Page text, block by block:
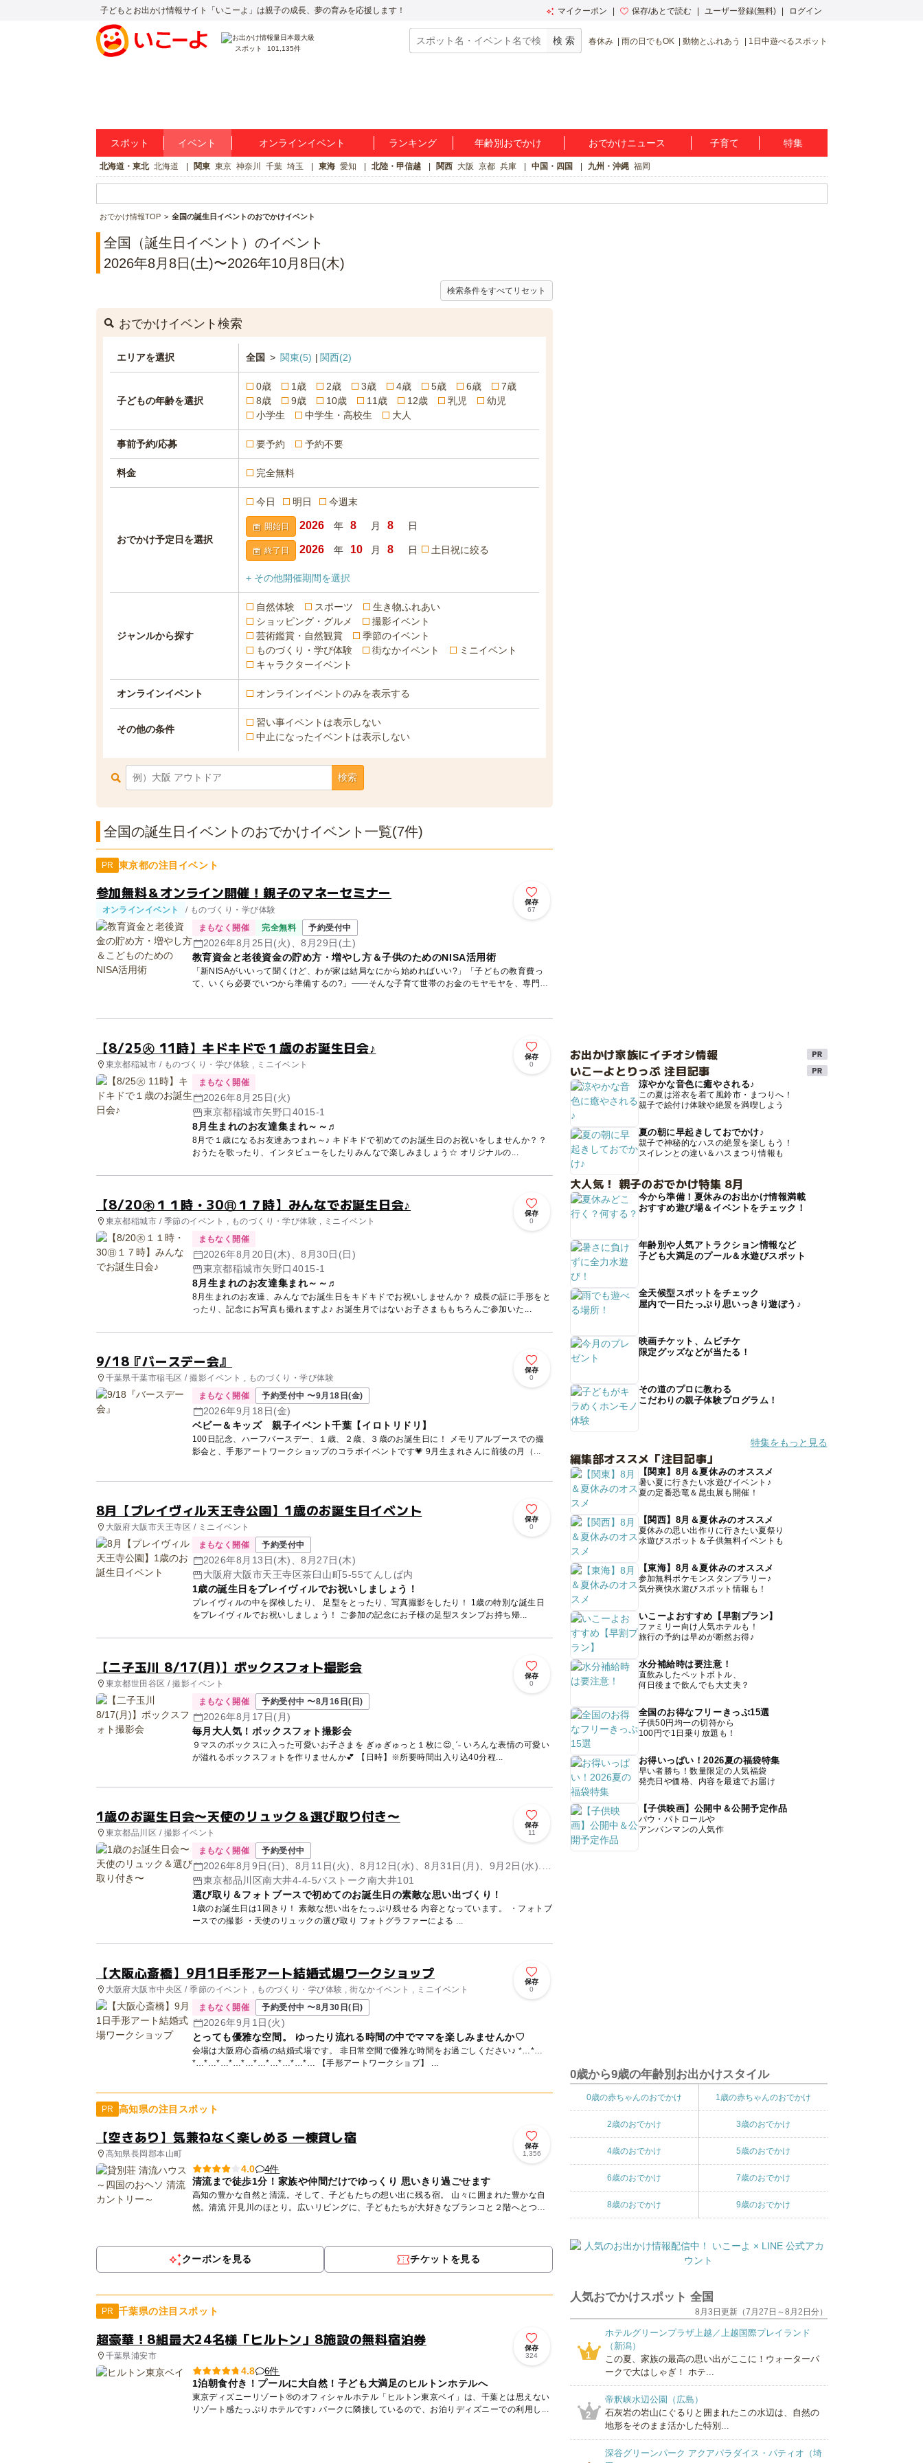
子どもとお出かけ情報サイト「いこーよ」は親子の成長、夢の育みを応援します！ マイクーポン 保存/あとで読む ユーザー登録(無料) ログイン
スポット 101,135件
春休み 雨の日でもOK 動物とふれあう 1日中遊べるスポット
スポット イベント オンラインイベント ランキング 年齢別おでかけ おでかけニュース 子育て 特集
北海道・東北 北海道 関東 東京 神奈川 千葉 埼玉 東海 愛知 北陸・甲信越 関西 大阪 京都 兵庫 中国・四国 九州・沖縄 福岡
おでかけ情報TOP 全国の誕生日イベントのおでかけイベント
全国（誕生日イベント）のイベント
2026年8月8日(土)〜2026年10月8日(木)
検索条件をすべてリセット
おでかけイベント検索
エリアを選択 全国 > 関東(5) 関西(2)
子どもの年齢を選択
0歳 1歳 2歳 3歳 4歳 5歳 6歳
7歳
8歳
9歳 10歳 11歳 12歳 乳児
幼児
小学生
中学生・高校生 大人
事前予約/応募 要予約 予約不要
料金 完全無料
おでかけ予定日を選択
今日 明日 今週末
開始日 年 月 日
終了日 年 月 日 土日祝に絞る
+ その他開催期間を選択
ジャンルから探す
自然体験 スポーツ
生き物ふれあい
ショッピング・グルメ
撮影イベント
芸術鑑賞・自然観賞
季節のイベント
ものづくり・学び体験
街なかイベント
ミニイベント
キャラクターイベント
オンラインイベント オンラインイベントのみを表示する
その他の条件
習い事イベントは表示しない
中止になったイベントは表示しない
検索
全国の誕生日イベントのおでかけイベント一覧(7件)
PR 東京都の注目イベント
参加無料＆オンライン開催！親子のマネーセミナー
オンラインイベント / ものづくり・学び体験
保存
67
まもなく開催 完全無料 予約受付中
2026年8月25日(火)、8月29日(土)
教育資金と老後資金の貯め方・増やし方＆子供のためのNISA活用術
「新NISAがいいって聞くけど、わが家は結局なにから始めればいい?」「子どもの教育費っ
て、いくら必要でいつから準備するの?」——そんな子育て世帯のお金のモヤモヤを、専門の
【8/25㊋ 11時】キドキドで１歳のお誕生日会♪
東京都稲城市 / ものづくり・学び体験 , ミニイベント
保存
0
まもなく開催
2026年8月25日(火)
東京都稲城市矢野口4015-1
8月生まれのお友達集まれ～～♬
8月で１歳になるお友達あつまれ～♪ キドキドで初めてのお誕生日のお祝いをしませんか？？
おうたを歌ったり、インタビューをしたりみんなで楽しみましょう☆ オリジナルの...
【8/20㊍１１時・30㊐１７時】みんなでお誕生日会♪
東京都稲城市 / 季節のイベント , ものづくり・学び体験 , ミニイベント
保存
0
まもなく開催
2026年8月20日(木)、8月30日(日)
東京都稲城市矢野口4015-1
8月生まれのお友達集まれ～～♬
8月生まれのお友達、みんなでお誕生日をキドキドでお祝いしませんか？ 成長の証に手形をと
ったり、記念にお写真も撮れますよ♪ お誕生月ではないお子さまももちろんご参加いた...
9/18『バースデー会』
千葉県千葉市稲毛区 / 撮影イベント , ものづくり・学び体験
保存
0
まもなく開催 予約受付中 〜9月18日(金)
2026年9月18日(金)
ベビー＆キッズ 親子イベント千葉【イロトリドリ】
100日記念、ハーフバースデー、１歳、２歳、３歳のお誕生日に！ メモリアルブースでの撮
影会と、手形アートワークショップのコラボイベントです💗 9月生まれさんに前後の月（...
8月【プレイヴィル天王寺公園】1歳のお誕生日イベント
大阪府大阪市天王寺区 / ミニイベント
保存
0
まもなく開催 予約受付中
2026年8月13日(木)、8月27日(木)
大阪府大阪市天王寺区茶臼山町5-55てんしば内
1歳の誕生日をプレイヴィルでお祝いしましょう！
プレイヴィルの中を探検したり、 足型をとったり、写真撮影をしたり！ 1歳の特別な誕生日
をプレイヴィルでお祝いしましょう！ ご参加の記念にお子様の足型スタンプお持ち帰...
【二子玉川 8/17(月)】ボックスフォト撮影会
東京都世田谷区 / 撮影イベント
保存
0
まもなく開催 予約受付中 〜8月16日(日)
2026年8月17日(月)
毎月大人気！ボックスフォト撮影会
９マスのボックスに入った可愛いお子さまを ぎゅぎゅっと１枚に😍ˎˊ˗ いろんな表情の可愛い
が溢れるボックスフォトを作りませんか💕 【日時】※所要時間出入り込40分程...
1歳のお誕生日会〜天使のリュック＆選び取り付き〜
東京都品川区 / 撮影イベント
保存
11
まもなく開催 予約受付中
2026年8月9日(日)、8月11日(火)、8月12日(水)、8月31日(月)、9月2日(水)...
他
東京都品川区南大井4-4-5バストーク南大井101
選び取り＆フォトブースで初めてのお誕生日の素敵な思い出づくり！
1歳のお誕生日は1回きり！ 素敵な想い出をたっぷり残せる 内容となっています。 ・フォトブ
ースでの撮影 ・天使のリュックの選び取り フォトグラファーによる ...
【大阪心斎橋】9月1日手形アート結婚式場ワークショップ
大阪府大阪市中央区 / 季節のイベント , ものづくり・学び体験 , 街なかイベント , ミニイベント
保存
0
まもなく開催 予約受付中 〜8月30日(日)
2026年9月1日(火)
とっても優雅な空間。 ゆったり流れる時間の中でママを楽しみませんか♡
会場は大阪府心斎橋の結婚式場です。 非日常空間で優雅な時間をお過ごしください♪ *…*…
*…*…*…*…*…*…*…*…*…*… 【手形アートワークショプ】 ...
PR 高知県の注目スポット
【空きあり】気兼ねなく楽しめる 一棟貸し宿
高知県長岡郡本山町
保存
1,356
4.0
4件
清流まで徒歩1分！家族や仲間だけでゆっくり 思いきり過ごせます
高知の豊かな自然と清流。そして、子どもたちの想い出に残る宿。 山々に囲まれた豊かな自
然。清流 汗見川のほとり。広いリビングに、子どもたちが大好きなブランコと２階へとつ
クーポンを見る チケットを見る
PR 千葉県の注目スポット
超豪華！8組最大24名様「ヒルトン」8施設の無料宿泊券
千葉県浦安市
保存
324
4.8
6件
1泊朝食付き！プールに大自然！子ども大満足のヒルトンホテルへ
東京ディズニーリゾート®のオフィシャルホテル「ヒルトン東京ベイ」は、千葉とは思えない
リゾート感たっぷりホテルです♪ パークに隣接しているので、お泊りディズニーでの利用し...
お出かけ家族にイチオシ情報
いこーよとりっぷ 注目記事
涼やかな音色に癒やされる♪
この夏は浴衣を着て風鈴市・まつりへ！
親子で絵付け体験や絶景を満喫しよう
夏の朝に早起きしておでかけ♪
親子で神秘的なハスの絶景を楽しもう！
スイレンとの違い＆ハスまつり情報も
大人気！ 親子のおでかけ特集 8月
今から準備！夏休みのお出かけ情報満載
おすすめ遊び場＆イベントをチェック！
年齢別や人気アトラクション情報など
子ども大満足のプール＆水遊びスポット
全天候型スポットをチェック
屋内で一日たっぷり思いっきり遊ぼう♪
映画チケット、ムビチケ
限定グッズなどが当たる！
その道のプロに教わる
こだわりの親子体験プログラム！
特集をもっと見る
編集部オススメ「注目記事」
【関東】8月＆夏休みのオススメ
暑い夏に行きたい水遊びイベント♪
夏の定番恐竜＆昆虫展も開催！
【関西】8月＆夏休みのオススメ
夏休みの思い出作りに行きたい夏祭り
水遊びスポット＆子供無料イベントも
【東海】8月＆夏休みのオススメ
参加無料ポケモンスタンプラリー♪
気分爽快水遊びスポット情報も！
いこーよおすすめ【早割プラン】
ファミリー向け人気ホテルも！
旅行の予約は早めが断然お得♪
水分補給時は要注意！
直飲みしたペットボトル、
何日後まで飲んでも大丈夫？
全国のお得なフリーきっぷ15選
子供50円均一の切符から
100円で1日乗り放題も！
お得いっぱい！2026夏の福袋特集
早い者勝ち！数量限定の人気福袋
発売日や価格、内容を最速でお届け
【子供映画】公開中＆公開予定作品
パウ・パトロールや
アンパンマンの人気作
0歳から9歳の年齢別お出かけスタイル
0歳の赤ちゃんのおでかけ 1歳の赤ちゃんのおでかけ
2歳のおでかけ 3歳のおでかけ
4歳のおでかけ 5歳のおでかけ
6歳のおでかけ 7歳のおでかけ
8歳のおでかけ 9歳のおでかけ
人気おでかけスポット 全国
8月3日更新（7月27日～8月2日分）
1
ホテルグリーンプラザ上越／上越国際プレイランド
（新潟）
この夏、家族の最高の思い出がここに！ウォーターパ
ークで大はしゃぎ！ ホテ...
2
帝釈峡水辺公園（広島）
石灰岩の岩山にぐるりと囲まれたこの水辺は、自然の
地形をそのまま活かした特別...
深谷グリーンパーク アクアパラダイス・パティオ（埼